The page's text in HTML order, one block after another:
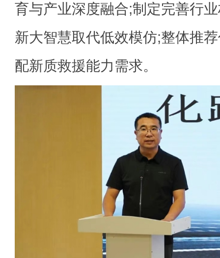
育与产业深度融合;制定完善行
新大智慧取代低效模仿;整体推
配新质救援能力需求。